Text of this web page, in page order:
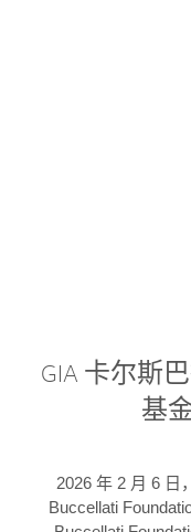
GIA 卡尔斯
基
2026 年 2 月 6 日
Buccellati